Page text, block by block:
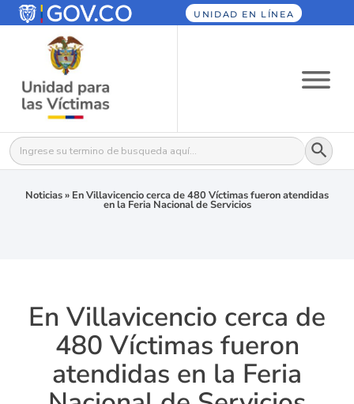
UNIDAD EN LÍNEA
Buscar: Botón
Noticias» En Villavicencio cerca de 480 Víctimas fueron atendidas
en la Feria Nacional de Servicios
En Villavicencio cerca de
480 Víctimas fueron
atendidas en la Feria